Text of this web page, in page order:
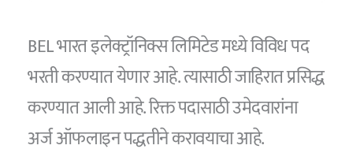
BEL भारत इलेक्ट्रॉनिक्स लिमिटेड मध्ये विविध पद
भरती करण्यात येणार आहे. त्यासाठी जाहिरात प्रसिद्ध
करण्यात आली आहे. रिक्त पदासाठी उमेदवारांना
अर्ज ऑफलाइन पद्धतीने करावयाचा आहे.